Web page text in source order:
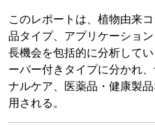
このレポートは、植物由来
品タイプ、アプリケーショ
長機会を包括的に分析して
ーバー付きタイプに分かれ
ナルケア、医薬品・健康製
用される。